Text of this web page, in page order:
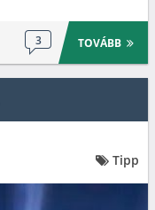
3 TOVÁBB
Tipp